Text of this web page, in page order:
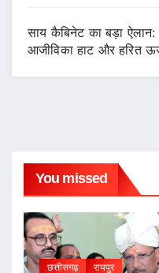
साय कैबिनेट का बड़ा ऐलान:
आजीविका हाट और हरित
You missed
छत्तीसगढ़ रायपुर